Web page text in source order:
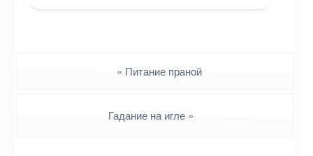
« Питание праной
Гадание на игле »